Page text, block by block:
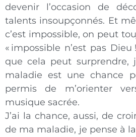
devenir l’occasion de
talents insoupçonnés. Et
c’est impossible, on peut
« impossible n’est pas
que cela peut surprendre,
maladie est une chance
permis de m’orienter
musique sacrée.
J’ai la chance, aussi, de
de ma maladie, je pense à